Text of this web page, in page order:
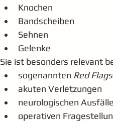
Knochen
Bandscheiben
Sehnen
Gelenke
Sie ist besonders relevant
sogenannten Red Flags
akuten Verletzungen
neurologischen
operativen